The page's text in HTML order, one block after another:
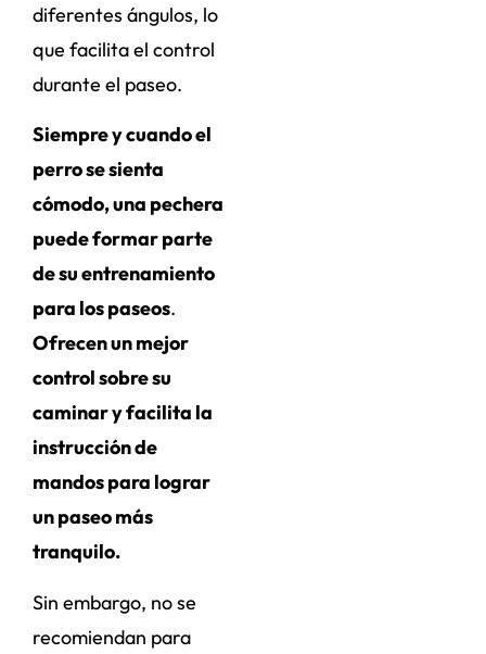
diferentes ángulos, lo
que facilita el control
durante el paseo.
Siempre y cuando el
perro se sienta
cómodo, una pechera
puede formar parte
de su entrenamiento
para los paseos.
Ofrecen un mejor
control sobre su
caminar y facilita la
instrucción de
mandos para lograr
un paseo más
tranquilo.
Sin embargo, no se
recomiendan para